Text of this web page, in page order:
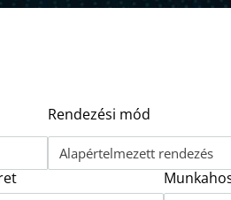
Rendezési mód
Alapértelmezett rendezés